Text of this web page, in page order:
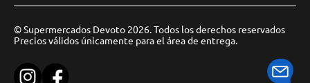
© Supermercados Devoto 2026. Todos los derechos reservados
Precios válidos únicamente para el área de entrega.